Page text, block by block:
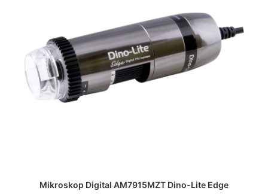
DAPATKAN PENAWARAN HARGA
Mikroskop Digital AM7915MZT Dino-Lite Edge